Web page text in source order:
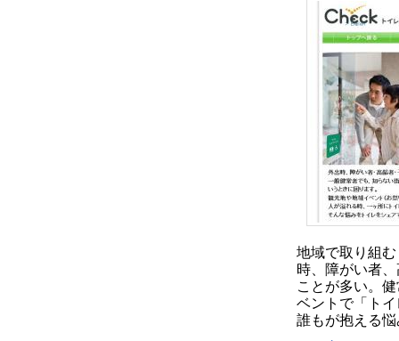
地域で取り組
時、障がい者
ことが多い。
ベントで「ト
誰もが抱える